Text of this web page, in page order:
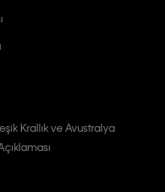
Krallık ve Avustralya